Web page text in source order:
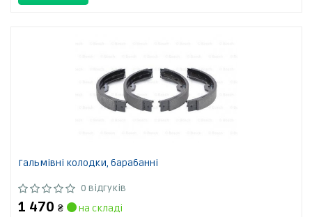
Гальмівні колодки, барабанні
0 відгуків
1 470 ₴
на складі